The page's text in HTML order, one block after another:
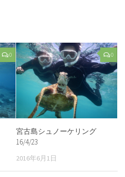
0 0
宮古島シュノーケリング
16/4/23
2016年6月1日